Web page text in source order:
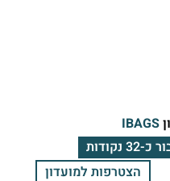
נקודות
הצטרפות למועדון